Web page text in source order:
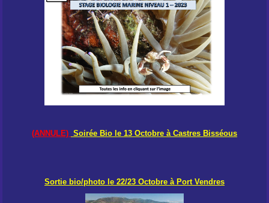
(ANNULE) Soirée Bio le 13 Octobre à Castres Bisséous
Sortie bio/photo le 22/23 Octobre à Port Vendres